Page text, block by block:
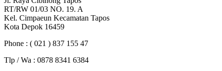
RT/RW 01/03 NO. 19. A
Kel. Cimpaeun Kecamatan Tapos
Kota Depok 16459
Phone : ( 021 ) 837 155 47
Tlp / Wa : 0878 8341 6384